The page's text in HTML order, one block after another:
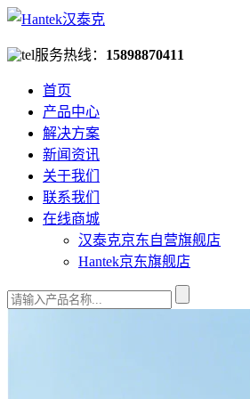
服务热线： 15898870411
首页
产品中心
解决方案
新闻资讯
关于我们
联系我们
在线商城
汉泰克京东自营旗舰店
Hantek京东旗舰店